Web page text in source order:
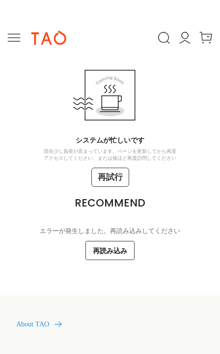
システムが忙しいです
現在少し負荷が高まっています。ページを更新してから再度
アクセスしてください、または後ほど再度訪問してください
再試行
RECOMMEND
エラーが発生しました。再読み込みしてください
再読み込み
About TAO